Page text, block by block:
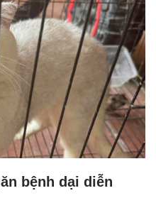
bệnh dại diễn